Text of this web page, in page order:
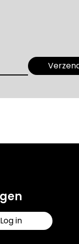
Log in